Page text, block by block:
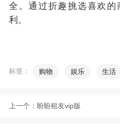
全。通过折趣挑选喜欢的
利。
1、海量好券每日更新
2、新人0元购新人专享
标签： 购物 娱乐 生活
上一个： 盼盼租友vip版